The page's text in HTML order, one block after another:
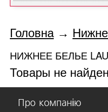
Головна→
НИЖНЕЕ БЕЛЬЕ
Товары не
Про компанію